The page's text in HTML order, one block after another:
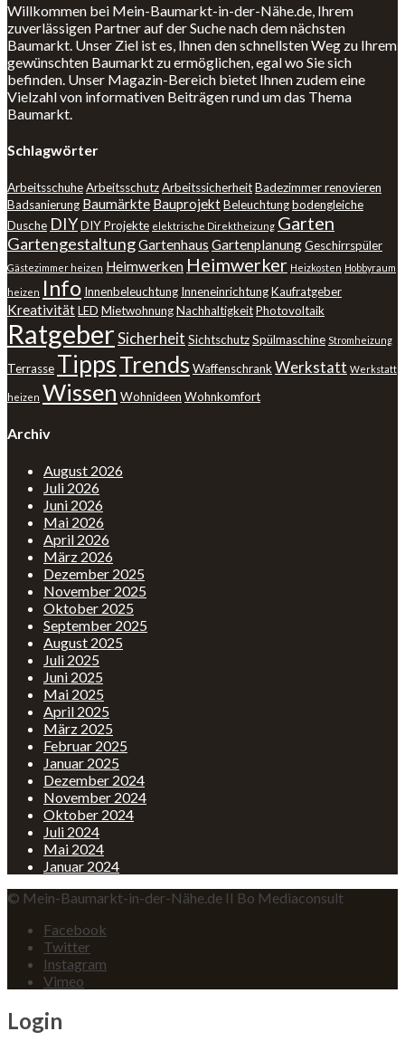
Willkommen bei Mein-Baumarkt-in-der-Nähe.de, Ihrem
zuverlässigen Partner auf der Suche nach dem nächsten
Baumarkt. Unser Ziel ist es, Ihnen den schnellsten Weg zu Ihrem
gewünschten Baumarkt zu ermöglichen, egal wo Sie sich
befinden. Unser Magazin-Bereich bietet Ihnen zudem eine
Vielzahl von informativen Beiträgen rund um das Thema
Baumarkt.
Schlagwörter
ArbeitsschuheArbeitsschutzArbeitssicherheitBadezimmer renovieren
Badsanierung Baumärkte BauprojektBeleuchtungbodengleiche
Dusche DIYDIY Projekte elektrische Direktheizung Garten
GartengestaltungGartenhaus GartenplanungGeschirrspüler
Gästezimmer heizen Heimwerken Heimwerker Heizkosten Hobbyraum
heizen Info Innenbeleuchtung InneneinrichtungKaufratgeber
KreativitätLED MietwohnungNachhaltigkeitPhotovoltaik
RatgeberSicherheit SichtschutzSpülmaschine Stromheizung
Terrasse TippsTrends WaffenschrankWerkstatt Werkstatt
heizen Wissen Wohnideen Wohnkomfort
Archiv
August 2026
Juli 2026
Juni 2026
Mai 2026
April 2026
März 2026
Dezember 2025
November 2025
Oktober 2025
September 2025
August 2025
Juli 2025
Juni 2025
Mai 2025
April 2025
März 2025
Februar 2025
Januar 2025
Dezember 2024
November 2024
Oktober 2024
Juli 2024
Mai 2024
Januar 2024
© Mein-Baumarkt-in-der-Nähe.de II Bo Mediaconsult
Facebook
Twitter
Instagram
Vimeo
Login